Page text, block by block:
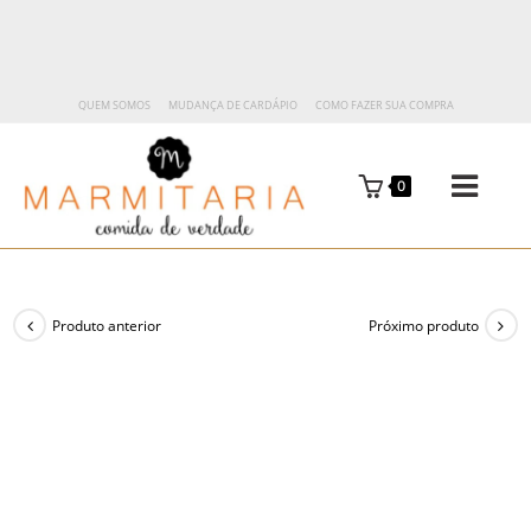
QUEM SOMOS MUDANÇA DE CARDÁPIO COMO FAZER SUA COMPRA
0
Produto anterior Próximo produto